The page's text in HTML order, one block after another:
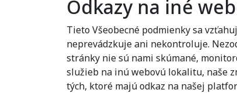
Odkazy na iné
Tieto Všeobecné podmienky sa
neprevádzkuje ani nekontroluje.
stránky nie sú nami skúmané,
služieb na inú webovú lokalitu, naše
tých, ktoré majú odkaz na našej